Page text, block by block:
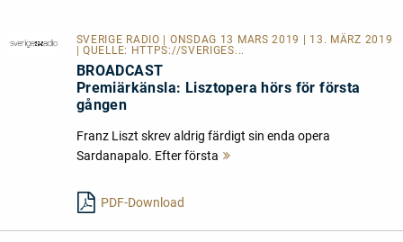
SVERIGE RADIO | ONSDAG 13 MARS 2019 | 13. MÄRZ 2019
| QUELLE: HTTPS://SVERIGES...
BROADCAST
Premiärkänsla: Lisztopera hörs för första
gången
Franz Liszt skrev aldrig färdigt sin enda opera
Sardanapalo. Efter första
PDF-Download